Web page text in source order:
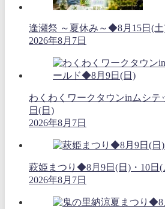
逢瀬祭 ～夏休み～◆8月15日(土
2026年8月7日
わくわくワークタウンinムシ
日(日)
2026年8月7日
萩姫まつり◆8月9日(日)・10日(
2026年8月7日